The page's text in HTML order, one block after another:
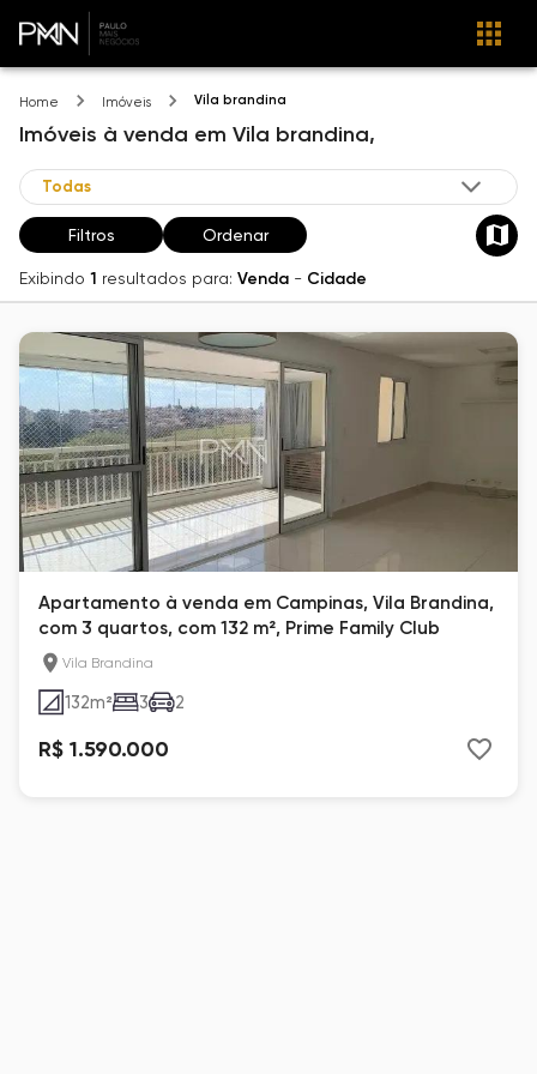
Home Imóveis Vila brandina
Imóveis à venda em Vila brandina,
Filtros Ordenar
Exibindo 1 resultados para: Venda - Cidade
Apartamento à venda em Campinas, Vila Brandina,
com 3 quartos, com 132 m², Prime Family Club
Vila Brandina
132m² 3 2
R$ 1.590.000